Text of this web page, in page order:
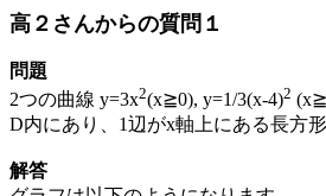
高２さんからの質問１
問題
2つの曲線 y=3x2(x≧0), y=1/3(x-4)2
D内にあり、1辺がx軸上にある長方
解答